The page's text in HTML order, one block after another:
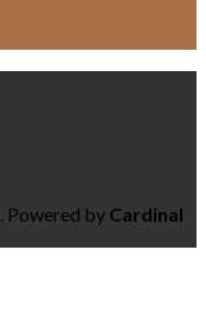
. Powered by Cardinal